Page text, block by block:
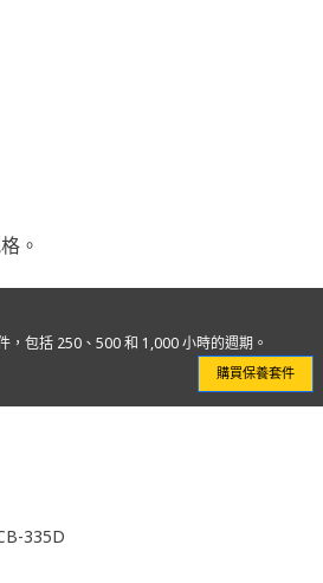
。
，包括 250、500 和 1,000 小時的週期。
購買保養套件
335D